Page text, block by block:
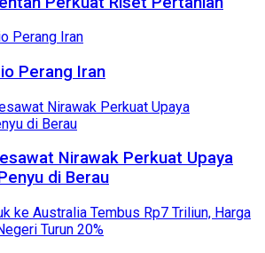
Perang Iran
Nirawak Perkuat Upaya
di Berau